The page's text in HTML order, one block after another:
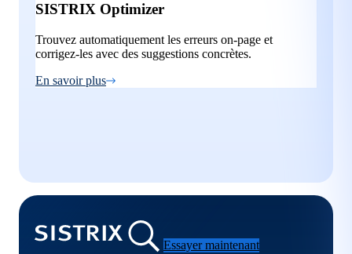
SISTRIX Optimizer
Trouvez automatiquement les erreurs on-page et
corrigez-les avec des suggestions concrètes.
En savoir plus
Essayer maintenant